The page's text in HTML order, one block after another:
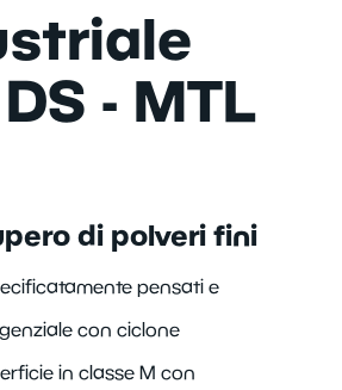
- MTL
di polveri fini
pensati e
con ciclone
in classe M con